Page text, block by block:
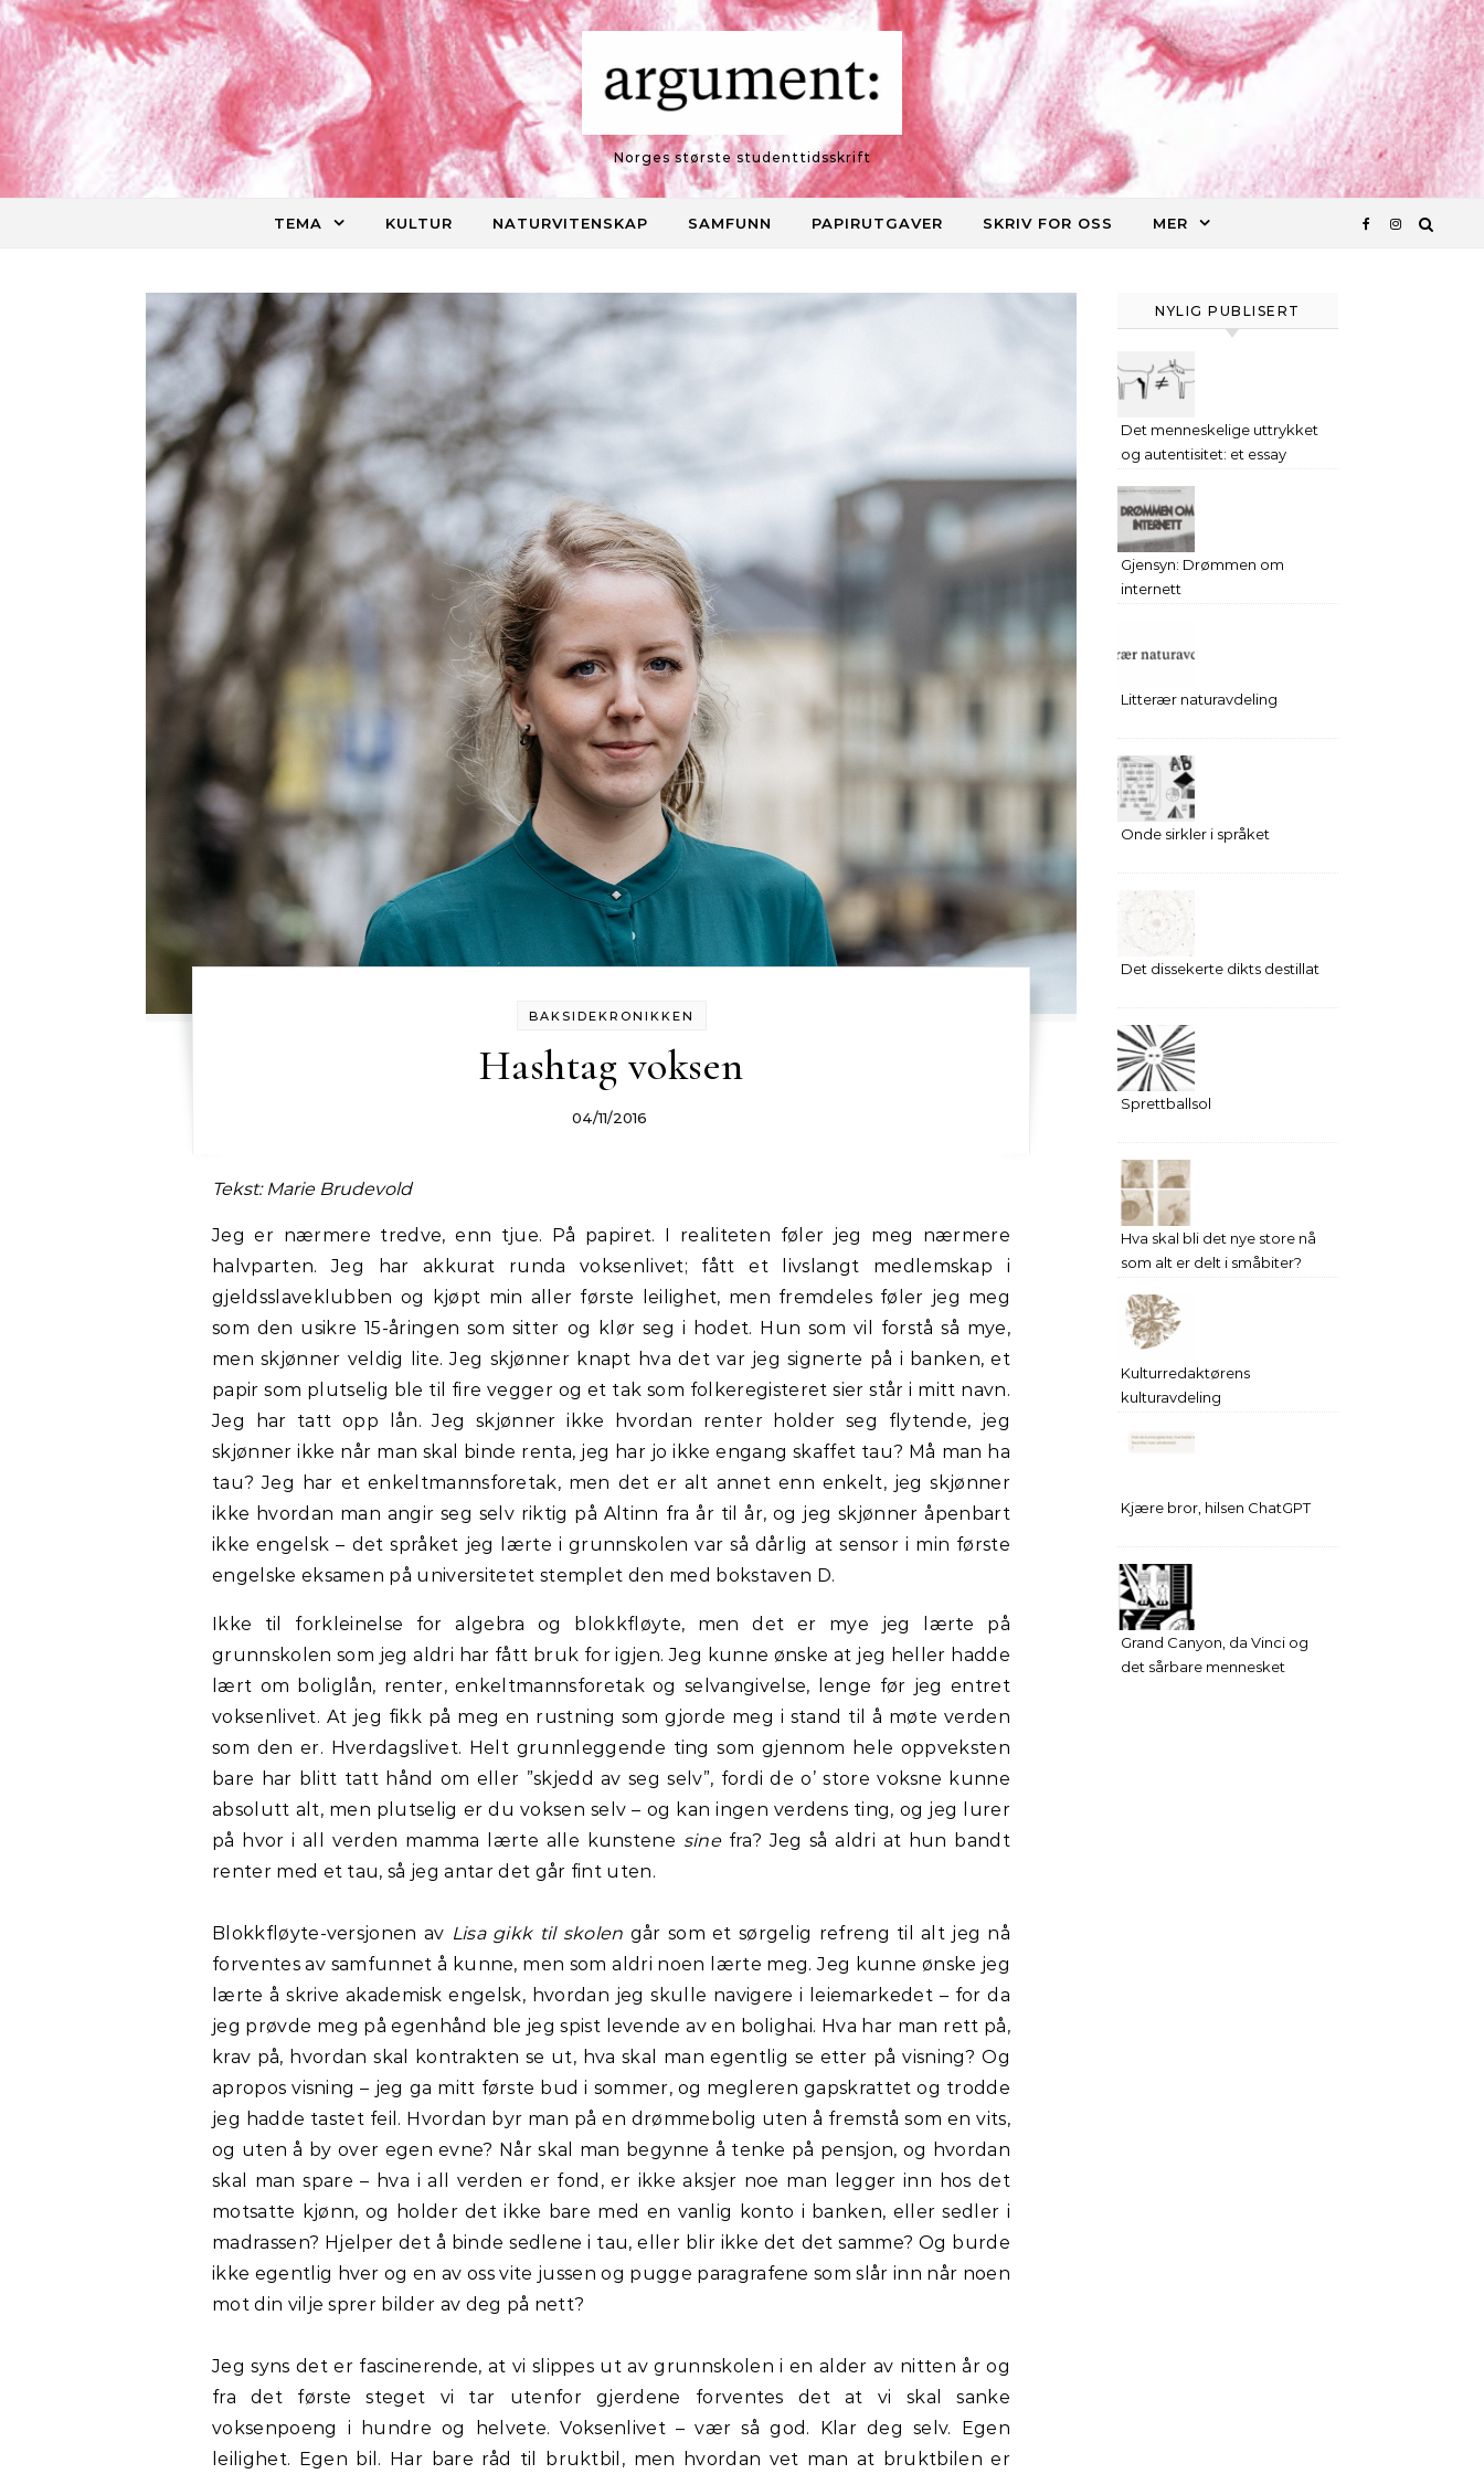
Skip to content
Norges største studenttidsskrift
TEMA KULTUR NATURVITENSKAP SAMFUNN PAPIRUTGAVER SKRIV FOR OSS MER
BAKSIDEKRONIKKEN
Hashtag voksen
04/11/2016
Tekst: Marie Brudevold
Jeg er nærmere tredve, enn tjue. På papiret. I realiteten føler jeg meg nærmere
halvparten. Jeg har akkurat runda voksenlivet; fått et livslangt medlemskap i
gjeldsslaveklubben og kjøpt min aller første leilighet, men fremdeles føler jeg meg
som den usikre 15-åringen som sitter og klør seg i hodet. Hun som vil forstå så mye,
men skjønner veldig lite. Jeg skjønner knapt hva det var jeg signerte på i banken, et
papir som plutselig ble til fire vegger og et tak som folkeregisteret sier står i mitt navn.
Jeg har tatt opp lån. Jeg skjønner ikke hvordan renter holder seg flytende, jeg
skjønner ikke når man skal binde renta, jeg har jo ikke engang skaffet tau? Må man ha
tau? Jeg har et enkeltmannsforetak, men det er alt annet enn enkelt, jeg skjønner
ikke hvordan man angir seg selv riktig på Altinn fra år til år, og jeg skjønner åpenbart
ikke engelsk – det språket jeg lærte i grunnskolen var så dårlig at sensor i min første
engelske eksamen på universitetet stemplet den med bokstaven D.
Ikke til forkleinelse for algebra og blokkfløyte, men det er mye jeg lærte på
grunnskolen som jeg aldri har fått bruk for igjen. Jeg kunne ønske at jeg heller hadde
lært om boliglån, renter, enkeltmannsforetak og selvangivelse, lenge før jeg entret
voksenlivet. At jeg fikk på meg en rustning som gjorde meg i stand til å møte verden
som den er. Hverdagslivet. Helt grunnleggende ting som gjennom hele oppveksten
bare har blitt tatt hånd om eller ”skjedd av seg selv”, fordi de o’ store voksne kunne
absolutt alt, men plutselig er du voksen selv – og kan ingen verdens ting, og jeg lurer
på hvor i all verden mamma lærte alle kunstene sinefra? Jeg så aldri at hun bandt
renter med et tau, så jeg antar det går fint uten.
Blokkfløyte-versjonen av Lisa gikk til skolen går som et sørgelig refreng til alt jeg nå
forventes av samfunnet å kunne, men som aldri noen lærte meg. Jeg kunne ønske jeg
lærte å skrive akademisk engelsk, hvordan jeg skulle navigere i leiemarkedet – for da
jeg prøvde meg på egenhånd ble jeg spist levende av en bolighai. Hva har man rett på,
krav på, hvordan skal kontrakten se ut, hva skal man egentlig se etter på visning? Og
apropos visning – jeg ga mitt første bud i sommer, og megleren gapskrattet og trodde
jeg hadde tastet feil. Hvordan byr man på en drømmebolig uten å fremstå som en vits,
og uten å by over egen evne? Når skal man begynne å tenke på pensjon, og hvordan
skal man spare – hva i all verden er fond, er ikke aksjer noe man legger inn hos det
motsatte kjønn, og holder det ikke bare med en vanlig konto i banken, eller sedler i
madrassen? Hjelper det å binde sedlene i tau, eller blir ikke det det samme? Og burde
ikke egentlig hver og en av oss vite jussen og pugge paragrafene som slår inn når noen
mot din vilje sprer bilder av deg på nett?
Jeg syns det er fascinerende, at vi slippes ut av grunnskolen i en alder av nitten år og
fra det første steget vi tar utenfor gjerdene forventes det at vi skal sanke
voksenpoeng i hundre og helvete. Voksenlivet – vær så god. Klar deg selv. Egen
leilighet. Egen bil. Har bare råd til bruktbil, men hvordan vet man at bruktbilen er
NYLIG PUBLISERT
Det menneskelige uttrykket
og autentisitet: et essay
Gjensyn: Drømmen om
internett
Litterær naturavdeling
Onde sirkler i språket
Det dissekerte dikts destillat
Sprettballsol
Hva skal bli det nye store nå
som alt er delt i småbiter?
Kulturredaktørens
kulturavdeling
Kjære bror, hilsen ChatGPT
Grand Canyon, da Vinci og
det sårbare mennesket